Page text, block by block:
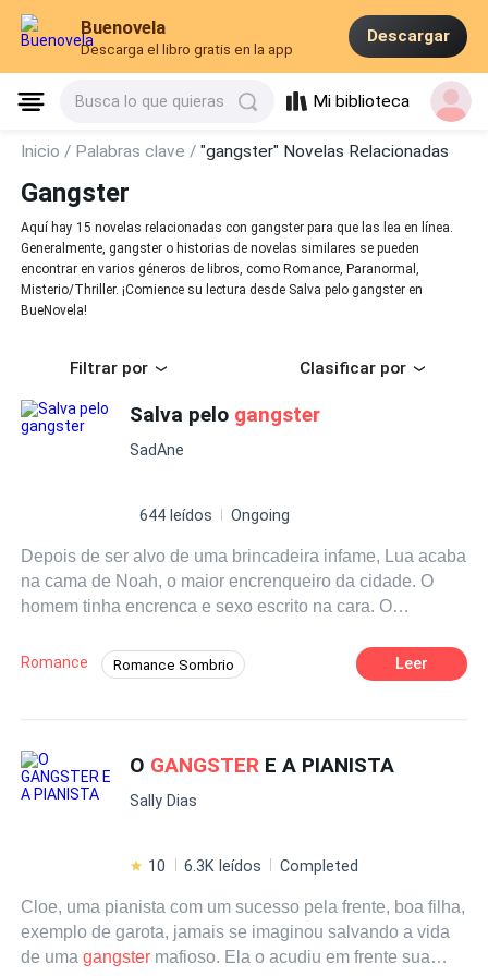
Buenovela
Descarga el libro gratis en la app
Descargar
Busca lo que quieras Mi biblioteca
Inicio / Palabras clave /"gangster" Novelas Relacionadas
Gangster
Aquí hay 15 novelas relacionadas con gangster para que las lea en línea.
Generalmente, gangster o historias de novelas similares se pueden
encontrar en varios géneros de libros, como Romance, Paranormal,
Misterio/Thriller. ¡Comience su lectura desde Salva pelo gangster en
BueNovela!
Filtrar por Clasificar por
Salva pelo gangster
SadAne
644 leídos Ongoing
Depois de ser alvo de uma brincadeira infame, Lua acaba
na cama de Noah, o maior encrenqueiro da cidade. O
homem tinha encrenca e sexo escrito na cara. O
dela, e isso não parecia coisa boa, uma vez que ele era
irmão de Leandro, sua paixão de infância e autor da
Romance Romance Sombrio Leer
O GANGSTER E A PIANISTA
Sally Dias
10 6.3K leídos Completed
Cloe, uma pianista com um sucesso pela frente, boa filha,
exemplo de garota, jamais se imaginou salvando a vida
de umagangster mafioso. Ela o acudiu em frente sua